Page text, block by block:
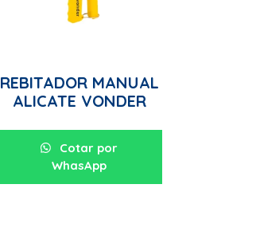
REBITADOR MANUAL
ALICATE VONDER
Cotar por
WhasApp